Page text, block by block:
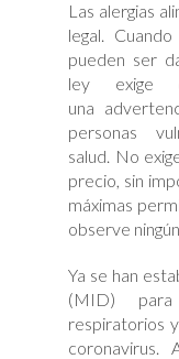
Las alergias
legal.
pueden ser
ley exige
una
personas
salud. No
precio, sin
máximas
observe
Ya se han
(MID) para
respiratorios
coronavirus.